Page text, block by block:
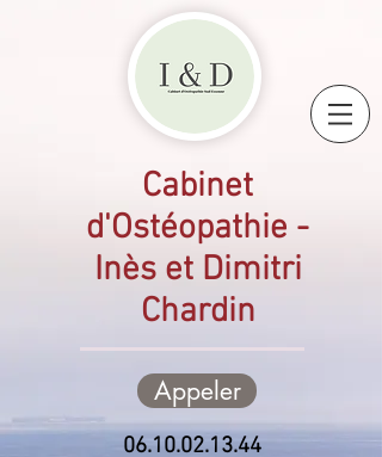
Cabinet
d'Ostéopathie -
Inès et Dimitri
Chardin
Appeler
06.10.02.13.44